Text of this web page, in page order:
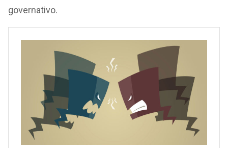
governativo.